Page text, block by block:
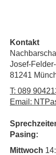
Kontakt
Josef-
81241
T: 089
Email:
Pasing:
Mittwoch